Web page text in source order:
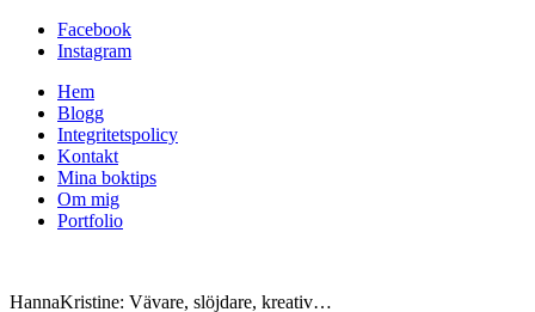
Facebook
Instagram
Hem
Blogg
Integritetspolicy
Kontakt
Mina boktips
Om mig
Portfolio
HannaKristine: Vävare, slöjdare, kreativ…